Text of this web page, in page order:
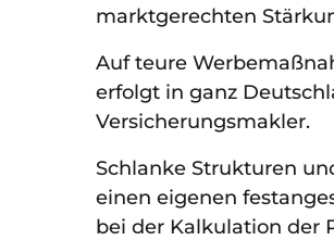
marktgerechten
Auf teure
erfolgt in ganz
Versicherungsmakler.
Schlanke Strukturen
einen eigenen
bei der Kalkulation der